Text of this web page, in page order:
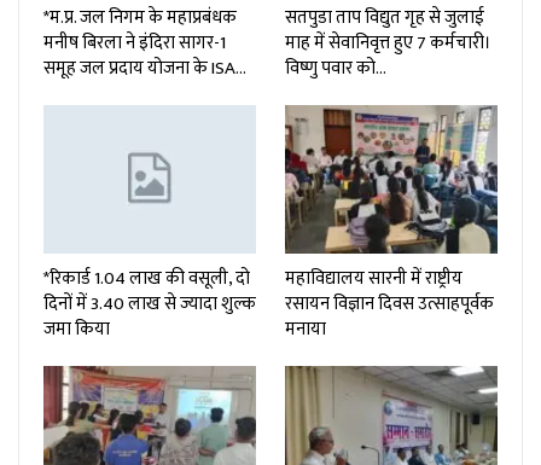
*म.प्र. जल निगम के महाप्रबंधक
मनीष बिरला ने इंदिरा सागर-1
समूह जल प्रदाय योजना के ISA…
सतपुडा ताप विद्युत गृह से जुलाई
माह में सेवानिवृत्त हुए 7 कर्मचारी।
विष्णु पवार को…
*रिकार्ड 1.04 लाख की वसूली, दो
दिनों में 3.40 लाख से ज्यादा शुल्क
जमा किया
महाविद्यालय सारनी में राष्ट्रीय
रसायन विज्ञान दिवस उत्साहपूर्वक
मनाया